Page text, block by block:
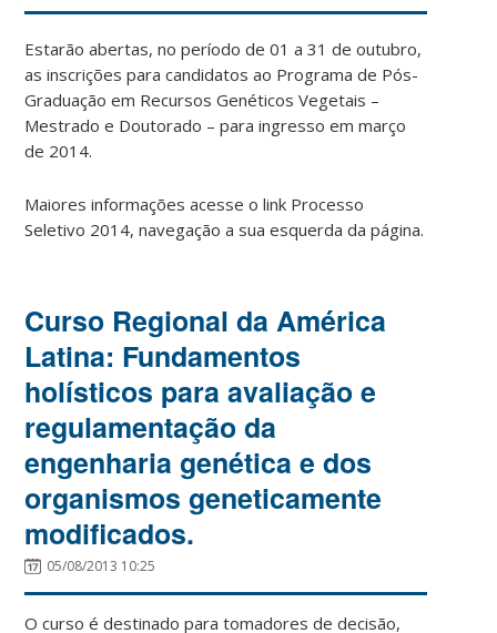
Estarão abertas, no período de 01 a 31 de outubro,
as inscrições para candidatos ao Programa de Pós-
Graduação em Recursos Genéticos Vegetais –
Mestrado e Doutorado – para ingresso em março
de 2014.
Maiores informações acesse o link Processo
Seletivo 2014, navegação a sua esquerda da página.
Curso Regional da América
Latina: Fundamentos
holísticos para avaliação e
regulamentação da
engenharia genética e dos
organismos geneticamente
modificados.
05/08/2013 10:25
O curso é destinado para tomadores de decisão,